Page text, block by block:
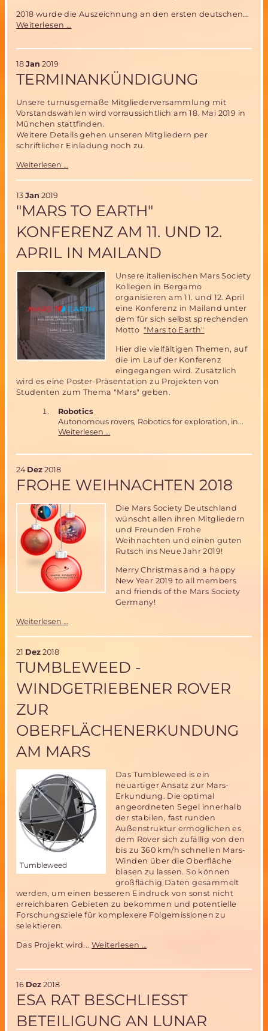
2018 wurde die Auszeichnung an den ersten deutschen...
Weiterlesen …
für
Raumfahrt
engagierten
Person
oder
Gruppe
18 Jan 2019
TERMINANKÜNDIGUNG
Unsere turnusgemäße Mitgliederversammlung mit
Vorstandswahlen wird vorraussichtlich am 18. Mai 2019 in
München stattfinden.
Weitere Details gehen unseren Mitgliedern per
schriftlicher Einladung noch zu.
Weiterlesen …
13 Jan 2019
"MARS TO EARTH"
KONFERENZ AM 11. UND 12.
APRIL IN MAILAND
Unsere italienischen Mars Society
Kollegen in Bergamo
organisieren am 11. und 12. April
eine Konferenz in Mailand unter
dem für sich selbst sprechenden
Motto "Mars to Earth"
Hier die vielfältigen Themen, auf
die im Lauf der Konferenz
eingegangen wird. Zusätzlich
wird es eine Poster-Präsentation zu Projekten von
Studenten zum Thema "Mars" geben.
Robotics
Autonomous rovers, Robotics for exploration, in...
Weiterlesen …
11.
und
April
in
Mailand
24 Dez 2018
FROHE WEIHNACHTEN 2018
Die Mars Society Deutschland
wünscht allen ihren Mitgliedern
und Freunden Frohe
Weihnachten und einen guten
Rutsch ins Neue Jahr 2019!
Merry Christmas and a happy
New Year 2019 to all members
and friends of the Mars Society
Germany!
Weiterlesen …
21 Dez 2018
TUMBLEWEED -
WINDGETRIEBENER ROVER
ZUR
OBERFLÄCHENERKUNDUNG
AM MARS
Tumbleweed
Das Tumbleweed is ein
neuartiger Ansatz zur Mars-
Erkundung. Die optimal
angeordneten Segel innerhalb
der stabilen, fast runden
Außenstruktur ermöglichen es
dem Rover sich zufällig von den
bis zu 360 km/h schnellen Mars-
Winden über die Oberfläche
blasen zu lassen. So können
großflächig Daten gesammelt
werden, um einen besseren Eindruck von sonst nicht
erreichbaren Gebieten zu bekommen und potentielle
Forschungsziele für komplexere Folgemissionen zu
selektieren.
Das Projekt wird...Weiterlesen …
Oberflächenerkundung
16 Dez 2018
ESA RAT BESCHLIESST B
ETEILIGUNG AN LUNAR G